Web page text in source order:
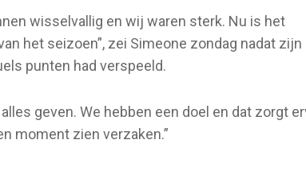
wisselvallig en wij waren sterk. Nu is het
het seizoen”, zei Simeone zondag nadat zijn
punten had verspeeld.
geven. We hebben een doel en dat zorgt
moment zien verzaken.”